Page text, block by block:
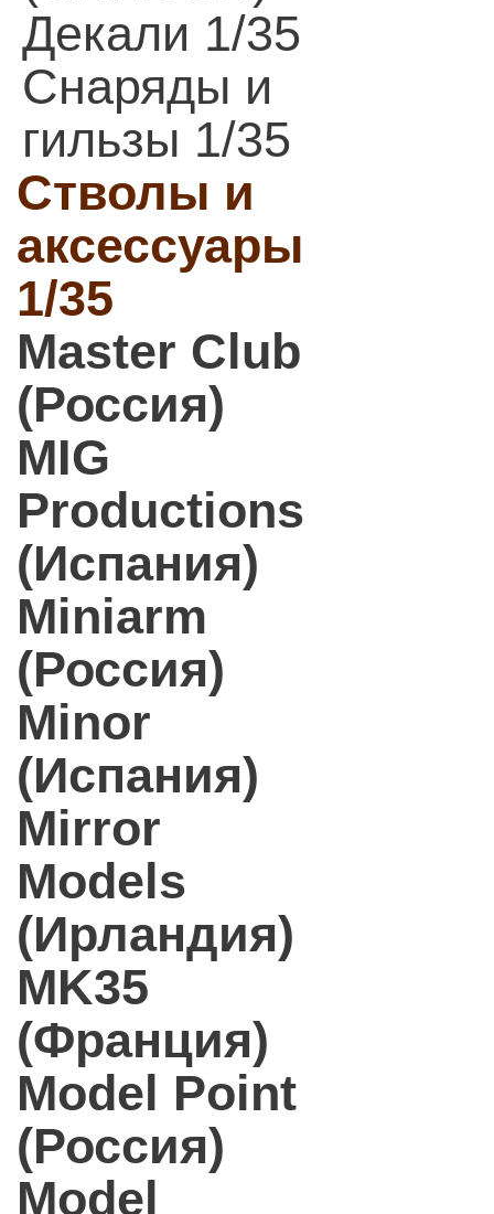
Декали 1/35
Снаряды и
гильзы 1/35
Стволы и
аксессуары
1/35
Master Club
(Россия)
MIG
Productions
(Испания)
Miniarm
(Россия)
Minor
(Испания)
Mirror
Models
(Ирландия)
MK35
(Франция)
Model Point
(Россия)
Model